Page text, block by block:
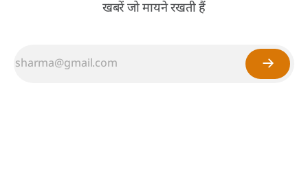
खबरें जो मायने रखती हैं